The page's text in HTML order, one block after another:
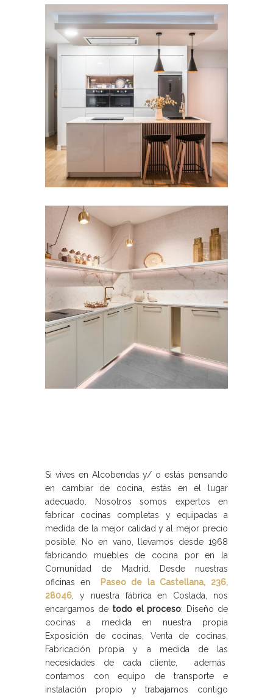
Si vives en Alcobendas y/ o estás pensando
en cambiar de cocina, estás en el lugar
adecuado. Nosotros somos expertos en
fabricar cocinas completas y equipadas a
medida de la mejor calidad y al mejor precio
posible. No en vano, llevamos desde 1968
fabricando muebles de cocina por en la
Comunidad de Madrid. Desde nuestras
oficinas en
Paseo de la Castellana, 236,
28046 , y nuestra fábrica en Coslada, nos
encargamos detodo el proceso: Diseño de
cocinas a medida en nuestra propia
Exposición de cocinas, Venta de cocinas,
Fabricación propia y a medida de las
necesidades de cada cliente, además
contamos con equipo de transporte e
instalación propio y trabajamos contigo